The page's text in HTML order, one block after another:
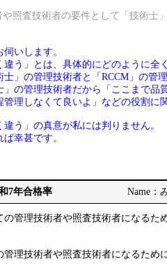
や照査技術者の要件として「技術士
いします。
違う」とは、具体的にどのように全
士」の管理技術者と「RCCM」の管
」の管理技術者だから「ここまで品
管理しなくて良いよ」などの役割に
違う」の真意が私には判りません。
幸甚です。
7年合格率 Name：
の管理技術者や照査技術者になるた
管理技術者や照査技術者になるため